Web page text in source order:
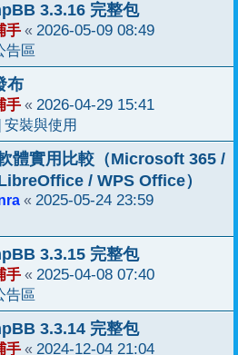
3.3.16 完整包
手 « 2026-05-09 08:49
告區
布
手 « 2026-04-29 15:41
安裝與使用
體實用比較（Microsoft 365 /
/ WPS Office）
« 2025-05-24 23:59
3.3.15 完整包
手 « 2025-04-08 07:40
告區
3.3.14 完整包
手 « 2024-12-04 21:04